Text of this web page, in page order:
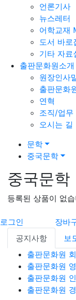
언론기사
뉴스레터
어학교재
도서 바로
기타 자료
출판문화원소개
원장인사
출판문화
연혁
조직/업무
오시는 길
문학
중국문학
중국문학
등록된 상품이 없
로그인 장바
공지사항
보
출판문화원
출판문화원
출판문화원
출판문화원